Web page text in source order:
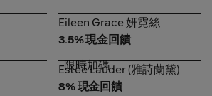
Eileen Grace 妍霓絲
Eileen Grace 妍霓絲
3.5% 現金回饋
Estée Lauder (雅詩蘭黛)
限時加碼
Estée Lauder (雅詩蘭黛)
8% 現金回饋